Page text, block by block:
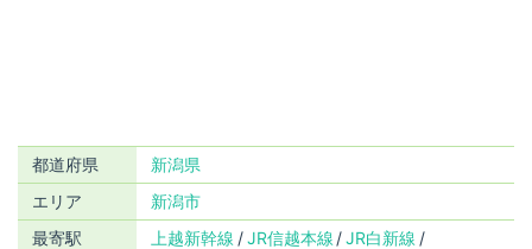
都道府県
新潟県
エリア
新潟市
最寄駅
上越新幹線 JR信越本線
JR白新線